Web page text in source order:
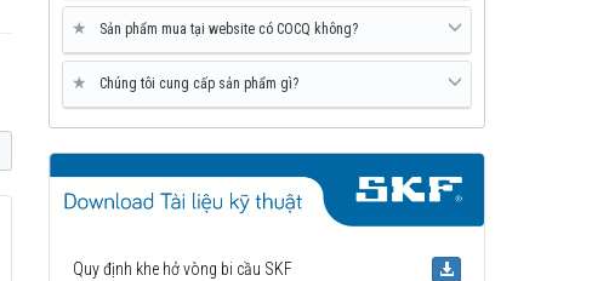
★ Sản phẩm mua tại website có COCQ không?
★ Chúng tôi cung cấp sản phẩm gì?
Quy định khe hở vòng bi cầu SKF